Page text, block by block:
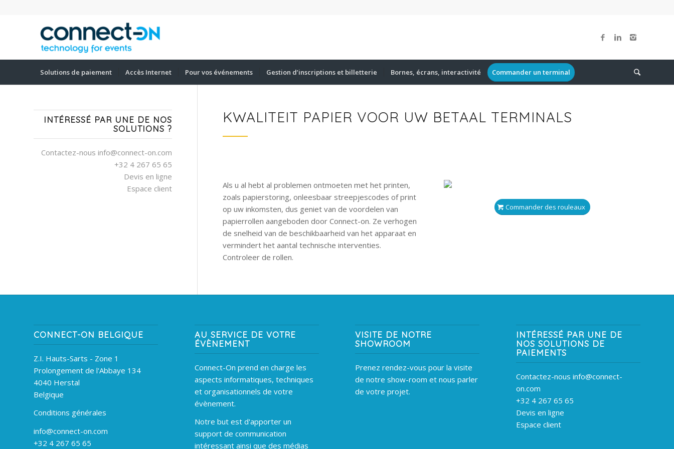
Solutions de paiement Accès Internet Pour vos événements Gestion d’inscriptions et billetterie Bornes, écrans, interactivité Commander un terminal
KWALITEIT PAPIER VOOR UW BETAAL TERMINALS
Als u al hebt al problemen ontmoeten met het printen,
zoals papierstoring, onleesbaar streepjescodes of print
op uw inkomsten, dus geniet van de voordelen van
papierrollen aangeboden door Connect-on. Ze verhogen
de snelheid van de beschikbaarheid van het apparaat en
vermindert het aantal technische interventies.
Controleer de rollen.
Commander des rouleaux
INTÉRESSÉ PAR UNE DE NOS
SOLUTIONS ?
Contactez-nous info@connect-on.com
+32 4 267 65 65
Devis en ligne
Espace client
CONNECT-ON BELGIQUE
Z.I. Hauts-Sarts - Zone 1
Prolongement de l'Abbaye 134
4040 Herstal
Belgique
Conditions générales
info@connect-on.com
+32 4 267 65 65
AU SERVICE DE VOTRE
ÉVÈNEMENT
Connect-On prend en charge les
aspects informatiques, techniques
et organisationnels de votre
évènement.
Notre but est d'apporter un
support de communication
intéressant ainsi que des médias
VISITE DE NOTRE
SHOWROOM
Prenez rendez-vous pour la visite
de notre show-room et nous parler
de votre projet.
INTÉRESSÉ PAR UNE DE
NOS SOLUTIONS DE
PAIEMENTS
Contactez-nous info@connect-
on.com
+32 4 267 65 65
Devis en ligne
Espace client